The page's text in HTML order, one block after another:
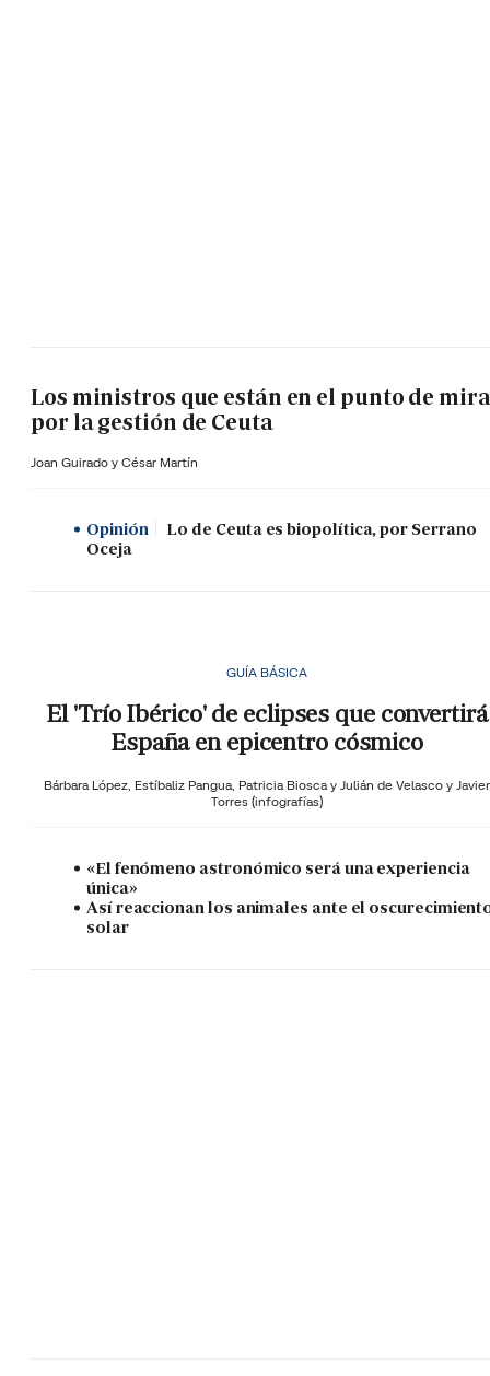
Los ministros que están en el punto de mira
por la gestión de Ceuta
Joan Guirado y César Martín
Opinión
Lo de Ceuta es biopolítica, por Serrano
Oceja
GUÍA BÁSICA
El 'Trío Ibérico' de eclipses que convertirá
España en epicentro cósmico
Bárbara López, Estíbaliz Pangua, Patricia Biosca y Julián de Velasco y Javier
Torres (infografías)
«El fenómeno astronómico será una experiencia
única»
Así reaccionan los animales ante el
solar